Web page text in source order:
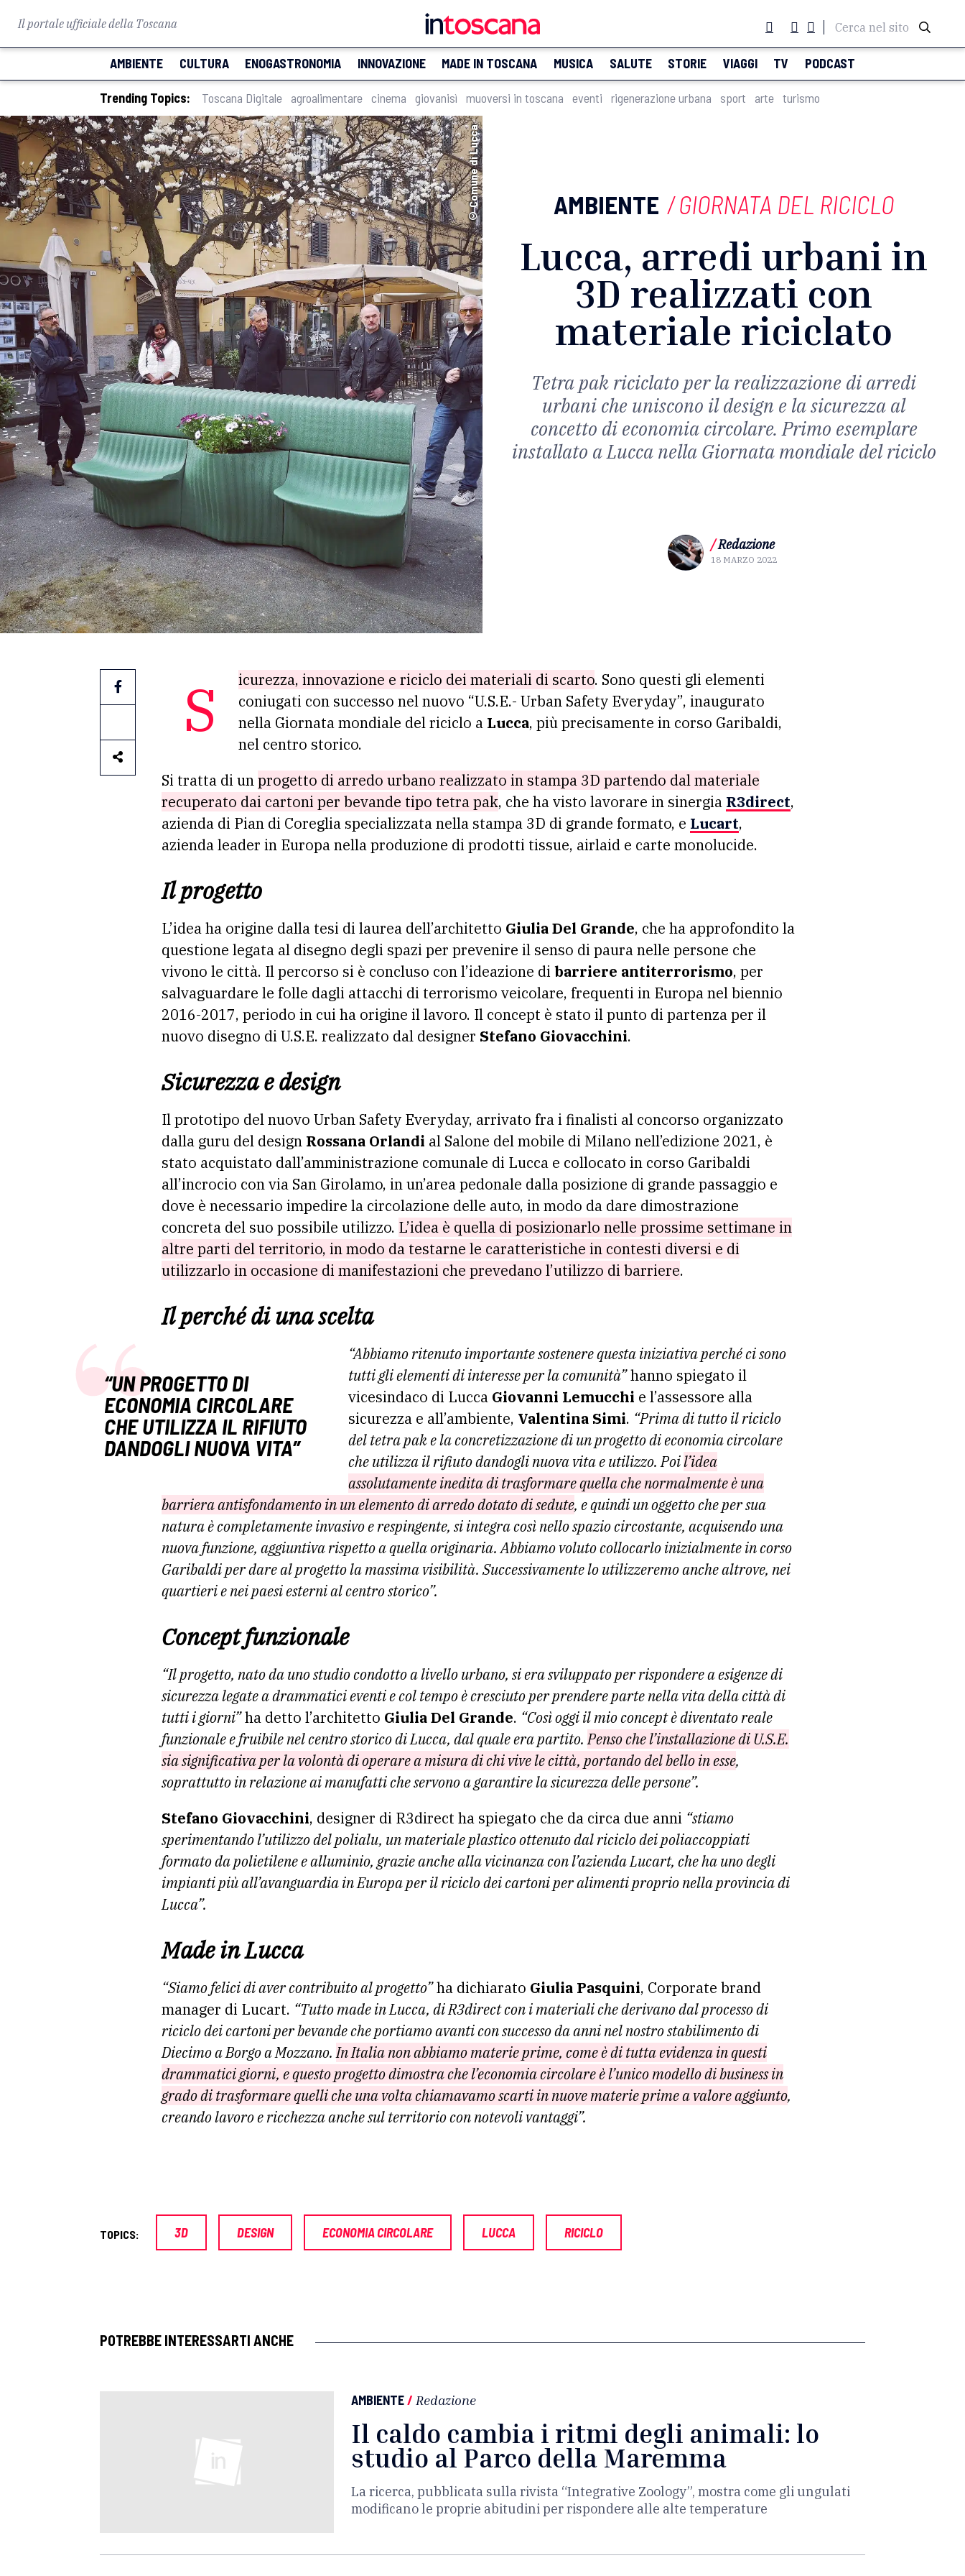
Il portale ufficiale della Toscana Cerca nel sito
AMBIENTE CULTURA ENOGASTRONOMIA INNOVAZIONE MADE IN TOSCANA MUSICA SALUTE STORIE VIAGGI TV PODCAST
Trending Topics: Toscana Digitale agroalimentare cinema giovanisì muoversi in toscana eventi rigenerazione urbana sport arte turismo
© Comune di Lucca AMBIENTE /GIORNATA DEL RICICLO
Lucca, arredi urbani in
3D realizzati con
materiale riciclato
Tetra pak riciclato per la realizzazione di arredi
urbani che uniscono il design e la sicurezza al
concetto di economia circolare. Primo esemplare
installato a Lucca nella Giornata mondiale del riciclo
/Redazione
18 MARZO 2022
Sicurezza, innovazione e riciclo dei materiali di scarto. Sono questi gli elementi
coniugati con successo nel nuovo “U.S.E.- Urban Safety Everyday”, inaugurato
nella Giornata mondiale del riciclo a Lucca, più precisamente in corso Garibaldi,
nel centro storico.
Si tratta di unprogetto di arredo urbano realizzato in stampa 3D partendo dal materiale
recuperato dai cartoni per bevande tipo tetra pak, che ha visto lavorare in sinergia R3direct,
azienda di Pian di Coreglia specializzata nella stampa 3D di grande formato, e Lucart,
azienda leader in Europa nella produzione di prodotti tissue, airlaid e carte monolucide.
Il progetto
L’idea ha origine dalla tesi di laurea dell’architetto Giulia Del Grande, che ha approfondito la
questione legata al disegno degli spazi per prevenire il senso di paura nelle persone che
vivono le città. Il percorso si è concluso con l’ideazione di barriere antiterrorismo, per
salvaguardare le folle dagli attacchi di terrorismo veicolare, frequenti in Europa nel biennio
2016-2017, periodo in cui ha origine il lavoro. Il concept è stato il punto di partenza per il
nuovo disegno di U.S.E. realizzato dal designer Stefano Giovacchini.
Sicurezza e design
Il prototipo del nuovo Urban Safety Everyday, arrivato fra i finalisti al concorso organizzato
dalla guru del design Rossana Orlandi al Salone del mobile di Milano nell’edizione 2021, è
stato acquistato dall’amministrazione comunale di Lucca e collocato in corso Garibaldi
all’incrocio con via San Girolamo, in un’area pedonale dalla posizione di grande passaggio e
dove è necessario impedire la circolazione delle auto, in modo da dare dimostrazione
concreta del suo possibile utilizzo. L’idea è quella di posizionarlo nelle prossime settimane in
altre parti del territorio, in modo da testarne le caratteristiche in contesti diversi e di
utilizzarlo in occasione di manifestazioni che prevedano l’utilizzo di barriere.
Il perché di una scelta
“UN PROGETTO DI
ECONOMIA CIRCOLARE
CHE UTILIZZA IL RIFIUTO
DANDOGLI NUOVA VITA”
“Abbiamo ritenuto importante sostenere questa iniziativa perché ci sono
tutti gli elementi di interesse per la comunità”hanno spiegato il
vicesindaco di Lucca Giovanni Lemucchi e l’assessore alla
sicurezza e all’ambiente, Valentina Simi. “Prima di tutto il riciclo
del tetra pak e la concretizzazione di un progetto di economia circolare
che utilizza il rifiuto dandogli nuova vita e utilizzo. Poil’idea
assolutamente inedita di trasformare quella che normalmente è una
barriera antisfondamento in un elemento di arredo dotato di sedute, e quindi un oggetto che per sua
natura è completamente invasivo e respingente, si integra così nello spazio circostante, acquisendo una
nuova funzione, aggiuntiva rispetto a quella originaria. Abbiamo voluto collocarlo inizialmente in corso
Garibaldi per dare al progetto la massima visibilità. Successivamente lo utilizzeremo anche altrove, nei
quartieri e nei paesi esterni al centro storico”.
Concept funzionale
“Il progetto, nato da uno studio condotto a livello urbano, si era sviluppato per rispondere a esigenze di
sicurezza legate a drammatici eventi e col tempo è cresciuto per prendere parte nella vita della città di
tutti i giorni”ha detto l’architetto Giulia Del Grande. “Così oggi il mio concept è diventato reale
funzionale e fruibile nel centro storico di Lucca, dal quale era partito.Penso che l’installazione di U.S.E.
sia significativa per la volontà di operare a misura di chi vive le città, portando del bello in esse,
soprattutto in relazione ai manufatti che servono a garantire la sicurezza delle persone”.
Stefano Giovacchini, designer di R3direct ha spiegato che da circa due anni “stiamo
sperimentando l’utilizzo del polialu, un materiale plastico ottenuto dal riciclo dei poliaccoppiati
formato da polietilene e alluminio, grazie anche alla vicinanza con l’azienda Lucart, che ha uno degli
impianti più all’avanguardia in Europa per il riciclo dei cartoni per alimenti proprio nella provincia di
Lucca”.
Made in Lucca
“Siamo felici di aver contribuito al progetto”ha dichiarato Giulia Pasquini, Corporate brand
manager di Lucart. “Tutto made in Lucca, di R3direct con i materiali che derivano dal processo di
riciclo dei cartoni per bevande che portiamo avanti con successo da anni nel nostro stabilimento di
Diecimo a Borgo a Mozzano.In Italia non abbiamo materie prime, come è di tutta evidenza in questi
drammatici giorni, e questo progetto dimostra che l’economia circolare è l’unico modello di business in
grado di trasformare quelli che una volta chiamavamo scarti in nuove materie prime a valore aggiunto,
creando lavoro e ricchezza anche sul territorio con notevoli vantaggi”.
TOPICS: 3D DESIGN ECONOMIA CIRCOLARE LUCCA RICICLO
POTREBBE INTERESSARTI ANCHE
AMBIENTE/ Redazione
Il caldo cambia i ritmi degli animali: lo
studio al Parco della Maremma
La ricerca, pubblicata sulla rivista “Integrative Zoology”, mostra come gli ungulati
modificano le proprie abitudini per rispondere alle alte temperature